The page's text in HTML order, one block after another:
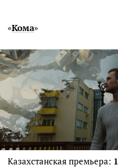
«Кома»
Казахстанская премьера: